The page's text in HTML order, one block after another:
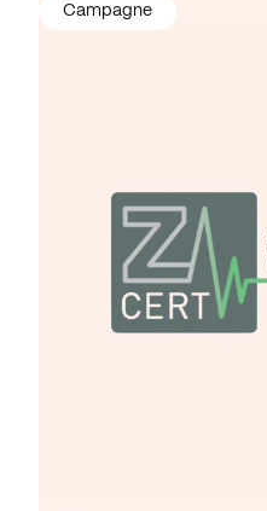
Campagne